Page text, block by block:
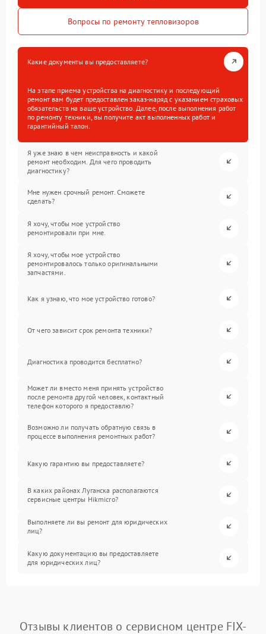
Вопросы по ремонту тепловизоров
Какие документы вы предоставляете?
На этапе приема устройства на диагностику и последующий
ремонт вам будет предоставлен заказ-наряд с указанием страховых
обязательств на ваше устройство. Далее, после выполнения работ
по ремонту техники, вы получите акт выполненных работ и
гарантийный талон.
Я уже знаю в чем неисправность и какой
ремонт необходим. Для чего проводить
диагностику?
Мне нужен срочный ремонт. Сможете
сделать?
Я хочу, чтобы мое устройство
ремонтировали при мне.
Я хочу, чтобы мое устройство
ремонтировалось только оригинальными
запчастями.
Как я узнаю, что мое устройство готово?
От чего зависит срок ремонта техники?
Диагностика проводится бесплатно?
Может ли вместо меня принять устройство
после ремонта другой человек, контактный
телефон которого я предоставлю?
Возможно ли получать обратную связь в
процессе выполнения ремонтных работ?
Какую гарантию вы предоставляете?
В каких районах Луганска располагаются
сервисные центры Hikmicro?
Выполняете ли вы ремонт для юридических
лиц?
Какую документацию вы предоставляете
для юридических лиц?
Отзывы клиентов о сервисном центре FIX-